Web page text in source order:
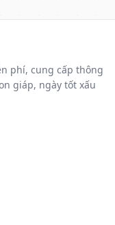
phí, cung cấp thông
giáp, ngày tốt xấu